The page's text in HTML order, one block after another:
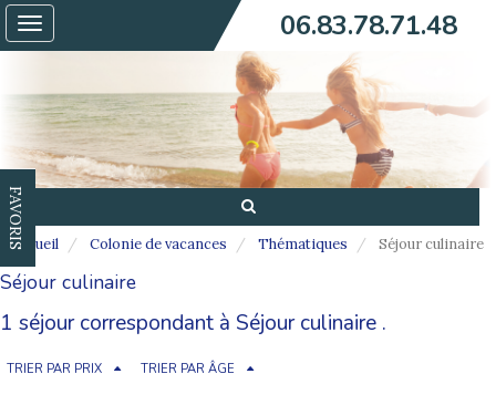
Toggle
navigation
06.83.78.71.48
FAVORIS
Accueil Colonie de vacances Thématiques Séjour culinaire
Séjour culinaire
1 séjour correspondant à Séjour culinaire .
TRIER PAR PRIX TRIER PAR ÂGE